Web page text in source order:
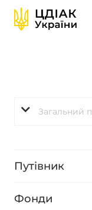
Путівник
Фонди